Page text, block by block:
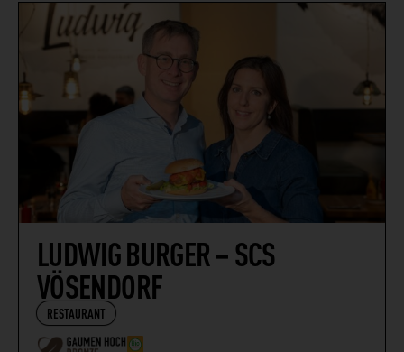
LUDWIG BURGER – SCS
VÖSENDORF
RESTAURANT